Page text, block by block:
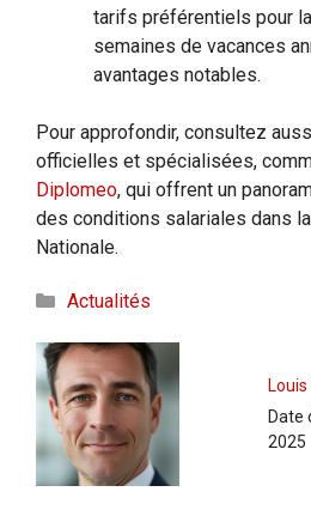
tarifs préférentiels pour
semaines de vacances
avantages notables.
Pour approfondir, consultez
officielles et spécialisées,
Diplomeo, qui offrent un
des conditions salariales dans
Nationale.
Catégories
Actualités
Date
2025